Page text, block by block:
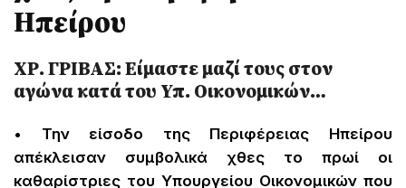
Ηπείρου
ΧΡ. ΓΡΙΒΑΣ: Είμαστε μαζί τους στον
αγώνα κατά του Υπ. Οικονομικών…
• Την είσοδο της Περιφέρειας Ηπείρου
απέκλεισαν συμβολικά χθες το πρωί οι
καθαρίστριες του Υπουργείου Οικονομικών που